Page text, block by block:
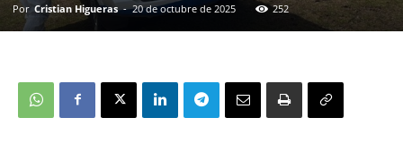
Por Cristian Higueras - 20 de octubre de 2025 252